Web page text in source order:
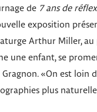
de 7 ans de
exposition
Arthur Miller,
une enfant, se
«On est loin
plus